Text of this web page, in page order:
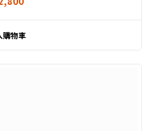
購物車